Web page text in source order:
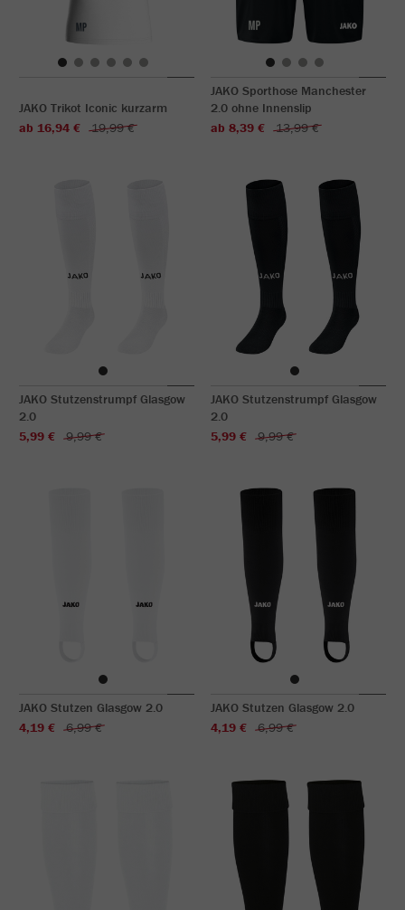
JAKO Trikot Iconic kurzarm
ab 16,94 €
19,99 €
JAKO Sporthose Manchester
2.0 ohne Innenslip
ab 8,39 €
13,99 €
JAKO Stutzenstrumpf Glasgow
2.0
5,99 €
9,99 €
JAKO Stutzenstrumpf Glasgow
2.0
5,99 €
9,99 €
JAKO Stutzen Glasgow 2.0
4,19 €
6,99 €
JAKO Stutzen Glasgow 2.0
4,19 €
6,99 €